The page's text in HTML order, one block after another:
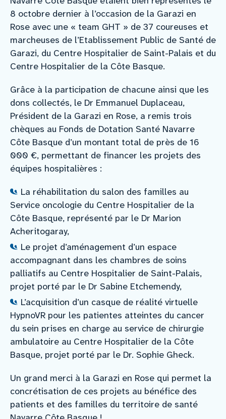
8 octobre dernier à l’occasion de la Garazi en
Rose avec une « team GHT » de 37 coureuses et
marcheuses de l’Etablissement Public de Santé de
Garazi, du Centre Hospitalier de Saint-Palais et du
Centre Hospitalier de la Côte Basque.
Grâce à la participation de chacune ainsi que les
dons collectés, le Dr Emmanuel Duplaceau,
Président de la Garazi en Rose, a remis trois
chèques au Fonds de Dotation Santé Navarre
Côte Basque d’un montant total de près de 16
000 €, permettant de financer les projets des
équipes hospitalières :
La réhabilitation du salon des familles au
Service oncologie du Centre Hospitalier de la
Côte Basque, représenté par le Dr Marion
Acheritogaray,
Le projet d’aménagement d’un espace
accompagnant dans les chambres de soins
palliatifs au Centre Hospitalier de Saint-Palais,
projet porté par le Dr Sabine Etchemendy,
L’acquisition d’un casque de réalité virtuelle
HypnoVR pour les patientes atteintes du cancer
du sein prises en charge au service de chirurgie
ambulatoire au Centre Hospitalier de la Côte
Basque, projet porté par le Dr. Sophie Gheck.
Un grand merci à la Garazi en Rose qui permet la
concrétisation de ces projets au bénéfice des
patients et des familles du territoire de santé